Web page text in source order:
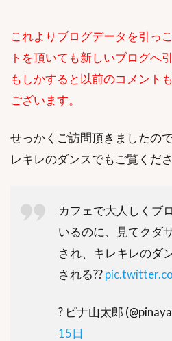
これよりブログデータを引っ
トを頂いても新しいブログへ
もしかすると以前のコメント
ございます。
せっかくご訪問頂きましたの
レキレのダンスでもご覧くださ
カフェで大人しくブ
いるのに、見てクダ
され、キレキレのダ
される??
? ピナ山太郎
15日